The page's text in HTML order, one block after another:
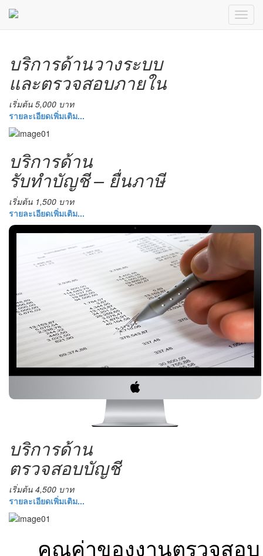
บริการด้านวางระบบ
และตรวจสอบภายใน
เริ่มต้น 5,000 บาท
รายละเอียดเพิ่มเติม...
บริการด้าน
รับทำบัญชี – ยื่นภาษี
เริ่มต้น 1,500 บาท
รายละเอียดเพิ่มเติม...
บริการด้าน
ตรวจสอบบัญชี
เริ่มต้น 4,500 บาท
รายละเอียดเพิ่มเติม...
คุณค่าของงานตรวจสอบ